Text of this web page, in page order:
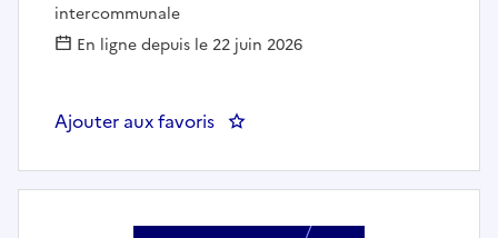
intercommunale
En ligne depuis le 22 juin 2026
Ajouter aux favoris : Responsable administratif